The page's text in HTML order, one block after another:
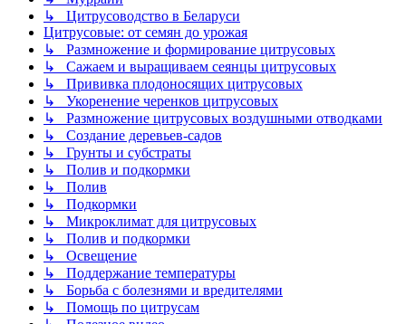
↳ Цитрусоводство в Беларуси
Цитрусовые: от семян до урожая
↳ Размножение и формирование цитрусовых
↳ Сажаем и выращиваем сеянцы цитрусовых
↳ Прививка плодоносящих цитрусовых
↳ Укоренение черенков цитрусовых
↳ Размножение цитрусовых воздушными отводками
↳ Создание деревьев-садов
↳ Грунты и субстраты
↳ Полив и подкормки
↳ Полив
↳ Подкормки
↳ Микроклимат для цитрусовых
↳ Полив и подкормки
↳ Освещение
↳ Поддержание температуры
↳ Борьба с болезнями и вредителями
↳ Помощь по цитрусам